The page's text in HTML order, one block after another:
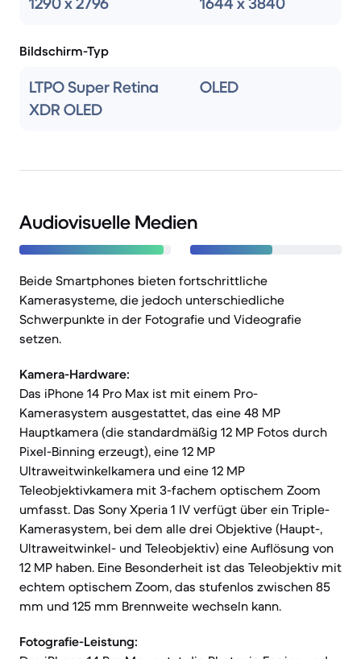
Bildschirm-Typ
LTPO Super Retina
XDR OLED
OLED
Audiovisuelle Medien
Beide Smartphones bieten fortschrittliche
Kamerasysteme, die jedoch unterschiedliche
Schwerpunkte in der Fotografie und Videografie
setzen.
Kamera-Hardware:
Das iPhone 14 Pro Max ist mit einem Pro-
Kamerasystem ausgestattet, das eine 48 MP
Hauptkamera (die standardmäßig 12 MP Fotos durch
Pixel-Binning erzeugt), eine 12 MP
Ultraweitwinkelkamera und eine 12 MP
Teleobjektivkamera mit 3-fachem optischem Zoom
umfasst. Das Sony Xperia 1 IV verfügt über ein Triple-
Kamerasystem, bei dem alle drei Objektive (Haupt-,
Ultraweitwinkel- und Teleobjektiv) eine Auflösung von
12 MP haben. Eine Besonderheit ist das Teleobjektiv mit
echtem optischem Zoom, das stufenlos zwischen 85
mm und 125 mm Brennweite wechseln kann.
Fotografie-Leistung: